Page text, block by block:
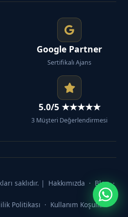
Google Partner
Sertifikalı Ajans
5.0/5 ★★★★★
3 Müşteri Değerlendirmesi
saklıdır. | Hakkımızda · Blog ·
Politikası · Kullanım Koşulları